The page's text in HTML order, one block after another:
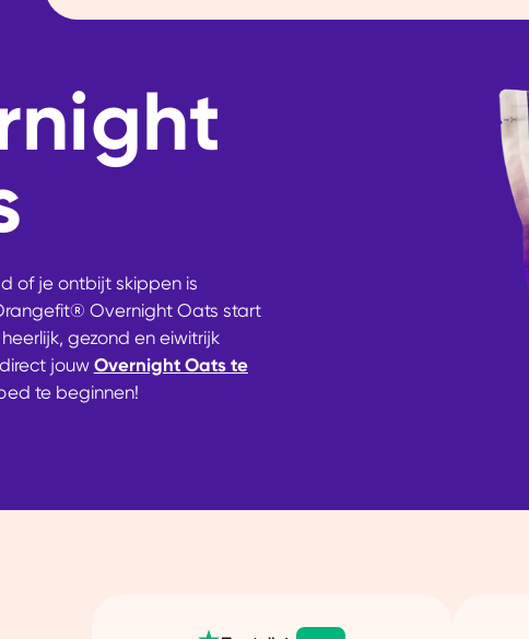
of je ontbijt skippen is
Overnight Oats start
gezond en eiwitrijk
jouw Overnight Oats te
te beginnen!